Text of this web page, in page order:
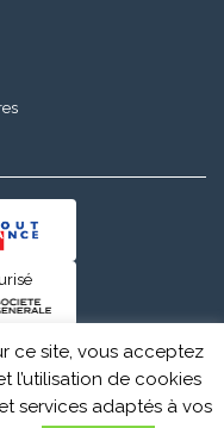
ce site, vous acceptez
l’utilisation de cookies
services adaptés à vos